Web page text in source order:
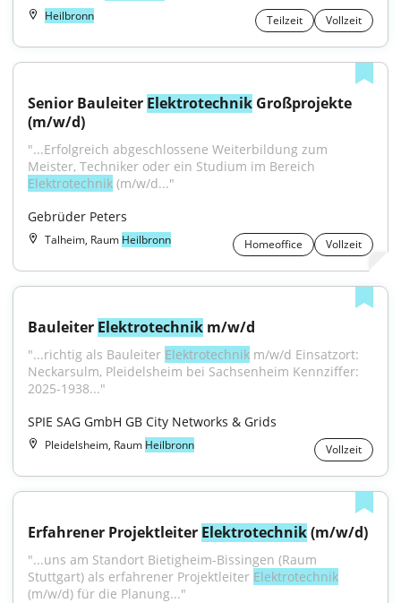
Heilbronn Teilzeit Vollzeit
Senior Bauleiter Elektrotechnik Großprojekte
(m/w/d)
"...Erfolgreich abgeschlossene Weiterbildung zum
Elektrotechnik (m/w/d..."
Gebrüder Peters
Talheim, Raum Heilbronn Homeoffice Vollzeit
Bauleiter Elektrotechnik m/w/d
"...richtig als Bauleiter Elektrotechnik m/w/d Einsatzort:
Neckarsulm, Pleidelsheim bei Sachsenheim Kennziffer:
2025-1938..."
SPIE SAG GmbH GB City Networks & Grids
Pleidelsheim, Raum Heilbronn Vollzeit
Erfahrener Projektleiter Elektrotechnik (m/w/d)
"...uns am Standort Bietigheim-Bissingen (Raum
Stuttgart) als erfahrener Projektleiter Elektrotechnik
(m/w/d) für die Planung..."